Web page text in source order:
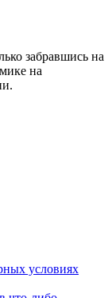
забравшись на
на
условиях